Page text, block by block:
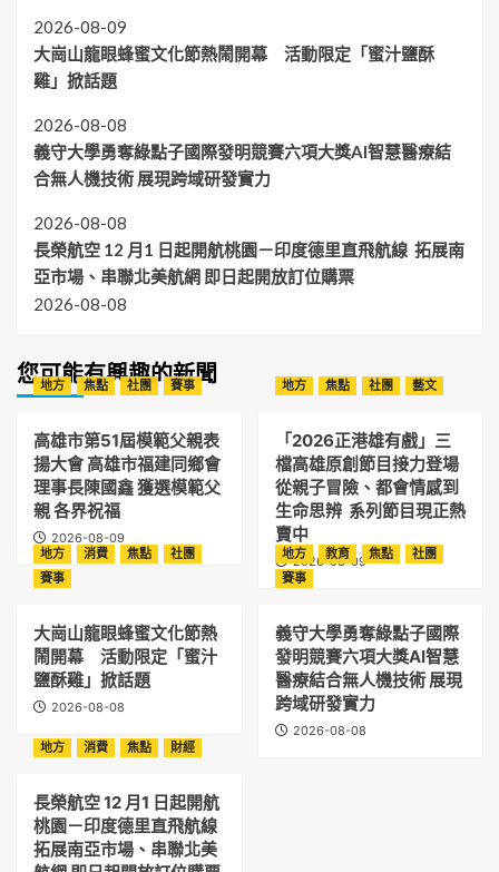
2026-08-09
大崗山龍眼蜂蜜文化節熱鬧開幕 活動限定「蜜汁鹽酥
雞」掀話題
2026-08-08
義守大學勇奪綠點子國際發明競賽六項大獎AI智慧醫療結
合無人機技術 展現跨域研發實力
2026-08-08
長榮航空 12 月1 日起開航桃園－印度德里直飛航線 拓展南
亞市場、串聯北美航網 即日起開放訂位購票
2026-08-08
您可能有興趣的新聞
地方 焦點 社團 賽事
高雄市第51屆模範父親表
揚大會 高雄市福建同鄉會
理事長陳國鑫 獲選模範父
親 各界祝福
2026-08-09
地方 焦點 社團 藝文
「2026正港雄有戲」三
檔高雄原創節目接力登場
從親子冒險、都會情感到
生命思辨 系列節目現正熱
賣中
2026-08-09
地方 消費 焦點
社團
賽事
大崗山龍眼蜂蜜文化節熱
鬧開幕 活動限定「蜜汁
鹽酥雞」掀話題
2026-08-08
地方 教育 焦點
社團
賽事
義守大學勇奪綠點子國際
發明競賽六項大獎AI智慧
醫療結合無人機技術 展現
跨域研發實力
2026-08-08
地方
消費 焦點 財經
長榮航空 12 月1 日起開航
桃園－印度德里直飛航線
拓展南亞市場、串聯北美